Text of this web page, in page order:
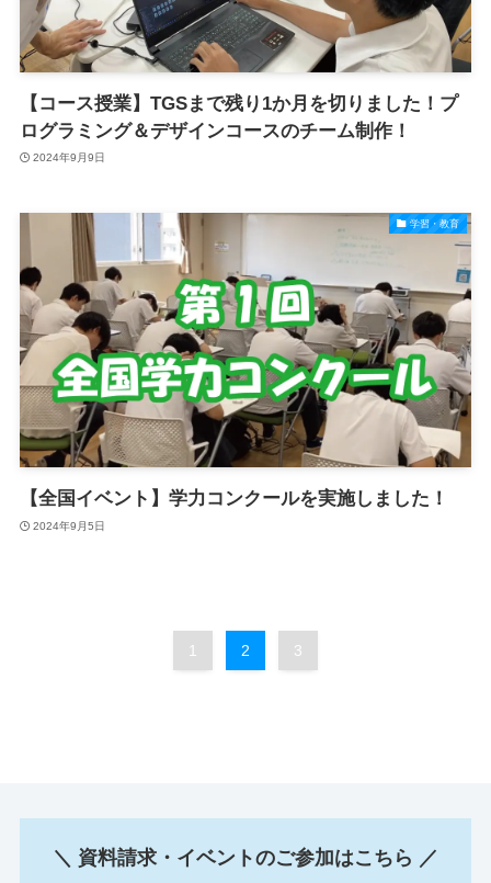
【コース授業】TGSまで残り1か月を切りました！プ
ログラミング＆デザインコースのチーム制作！
2024年9月9日
学習・教育
【全国イベント】学力コンクールを実施しました！
2024年9月5日
1 2 3
＼ 資料請求・イベントのご参加はこちら ／